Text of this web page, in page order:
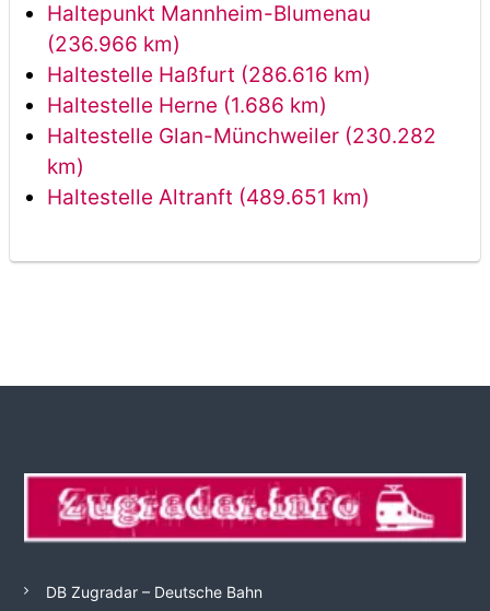
Haltepunkt Mannheim-Blumenau
(236.966 km)
Haltestelle Haßfurt (286.616 km)
Haltestelle Herne (1.686 km)
Haltestelle Glan-Münchweiler (230.282
km)
Haltestelle Altranft (489.651 km)
DB Zugradar – Deutsche Bahn